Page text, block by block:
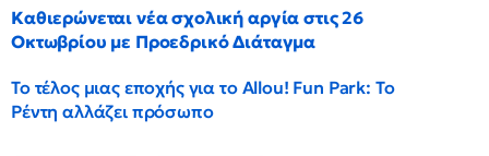
Καθιερώνεται νέα σχολική αργία στις 26
Οκτωβρίου με Προεδρικό Διάταγμα
Το τέλος μιας εποχής για το Allou! Fun Park: Το
Ρέντη αλλάζει πρόσωπο